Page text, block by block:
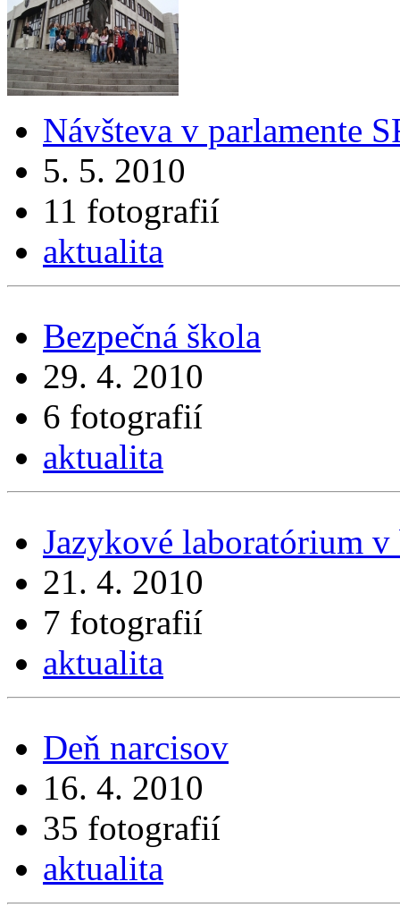
Návšteva v parlamente
5. 5. 2010
11 fotografií
aktualita
Bezpečná škola
29. 4. 2010
6 fotografií
aktualita
Jazykové laboratórium
21. 4. 2010
7 fotografií
aktualita
Deň narcisov
16. 4. 2010
35 fotografií
aktualita